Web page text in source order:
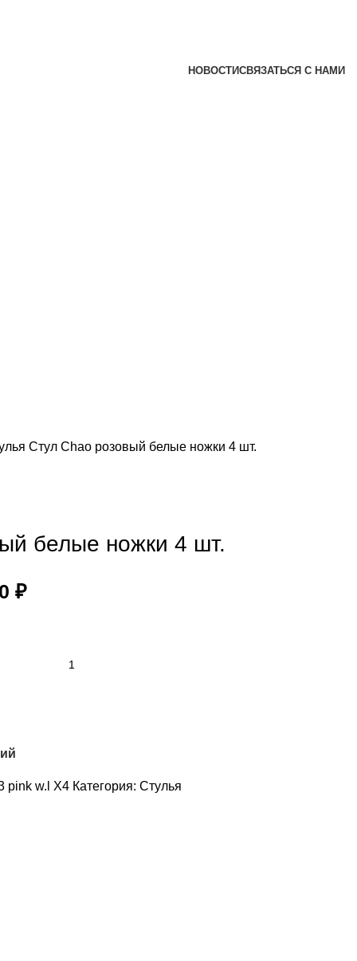
НОВОСТИСВЯЗАТЬСЯ С НАМИ
Стул Chao розовый белые ножки 4 шт.
белые ножки 4 шт.
₽
pink w.l X4 Категория: Стулья